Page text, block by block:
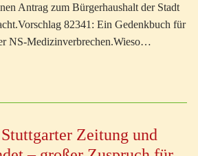
Antrag zum Bürgerhaushalt der Stadt
82341: Ein Gedenkbuch für
NS-Medizinverbrechen.Wieso…
Zeitung und